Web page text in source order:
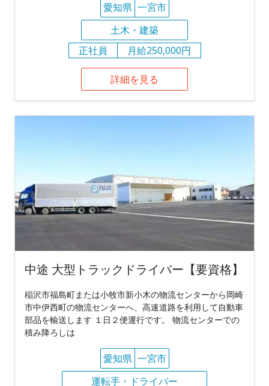
愛知県 一宮市
土木・建築
正社員
月給250,000円
詳細を見る
中途 大型トラックドライバー【要資格】
稲沢市福島町または小牧市新小木の物流センターから岡崎
市中伊西町の物流センターへ、高速道路を利用して自動車
部品を輸送します １日２便運行です。 物流センターでの
積み降ろしは
愛知県 一宮市
運転手・ドライバー